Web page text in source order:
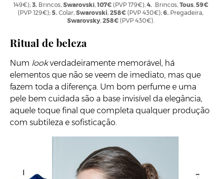
149€); 3.Brincos, Swarovski,107€(PVP 179€); 4.Brincos, Tous,59€
(PVP 129€); 5. Colar, Swarovski, 258€ (PVP 430€); 6. Pregadeira,
Swarovsky, 258€(PVP 430€).
Ritual de beleza
Num lookverdadeiramente memorável, há
elementos que não se veem de imediato, mas que
fazem toda a diferença. Um bom perfume e uma
pele bem cuidada são a base invisível da elegância,
aquele toque final que completa qualquer produção
com subtileza e sofisticação.